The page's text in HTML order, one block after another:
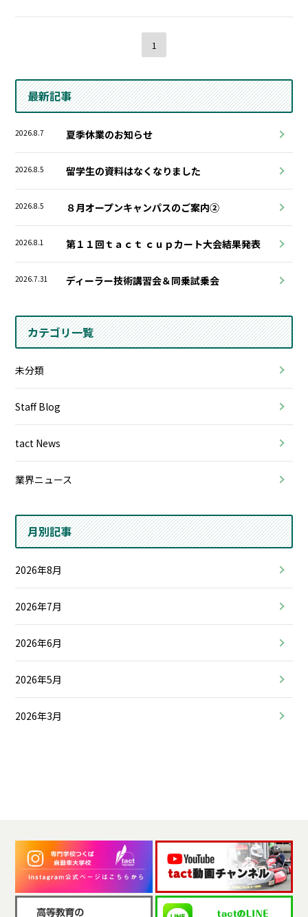
1
最新記事
2026.8.7 夏季休業のお知らせ
2026.8.5 留学生の資料はなくなりました
2026.8.5 ８月オープンキャンパスのご案内②
2026.8.1 第１１回ｔａｃｔ ｃｕｐカート大会結果発表
2026.7.31 ディーラー技術講習会＆同乗試乗会
カテゴリ一覧
未分類
Staff Blog
tact News
業界ニュース
月別記事
2026年8月
2026年7月
2026年6月
2026年5月
2026年3月